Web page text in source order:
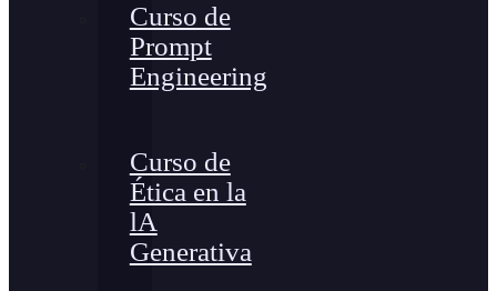
Curso de
Prompt
Engineering
Curso de
Ética en la
lA
Generativa